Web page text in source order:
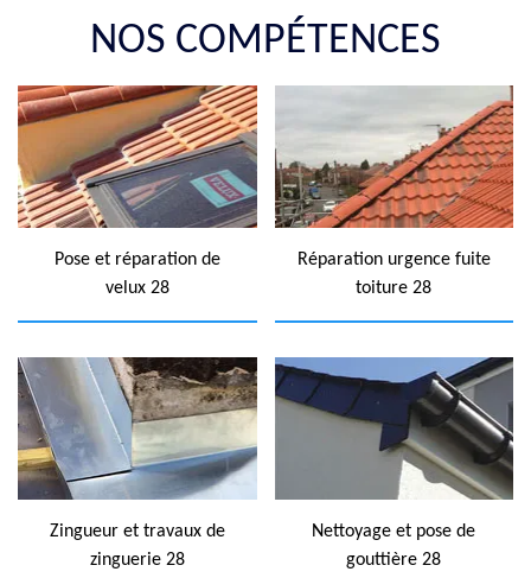
NOS COMPÉTENCES
Pose et réparation de
velux 28
Réparation urgence fuite
toiture 28
Zingueur et travaux de
zinguerie 28
Nettoyage et pose de
gouttière 28